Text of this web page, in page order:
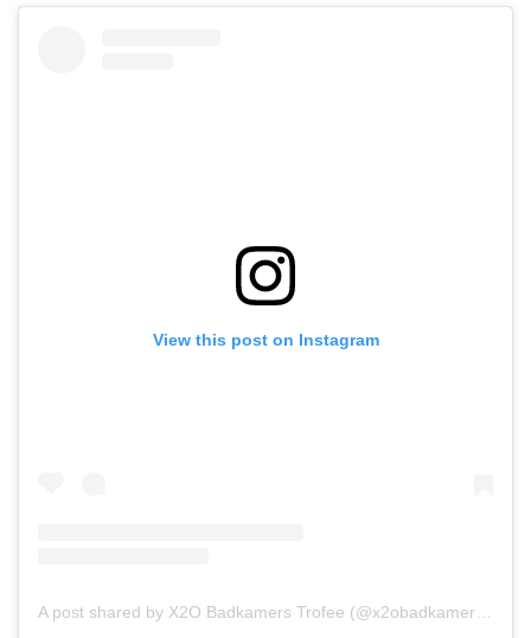
View this post on Instagram
A post shared by X2O Badkamers Trofee (@x2obadkamerstrofee)